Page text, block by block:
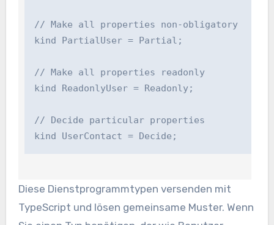
// Make all properties non-obligatory
kind PartialUser = Partial ;
// Make all properties readonly
kind ReadonlyUser = Readonly;
// Decide particular properties
kind UserContact = Decide ;
Diese Dienstprogrammtypen versenden mit
TypeScript und lösen gemeinsame Muster. Wenn